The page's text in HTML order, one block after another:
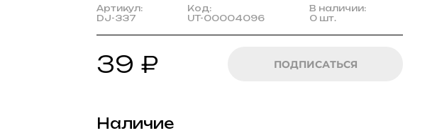
Артикул:
DJ-337
Код:
UT-00004096
В наличии:
0 шт.
39 ₽ ПОДПИСАТЬСЯ
Наличие